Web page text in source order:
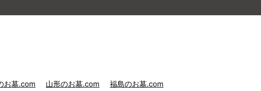
お墓.com 山形のお墓.com 福島のお墓.com